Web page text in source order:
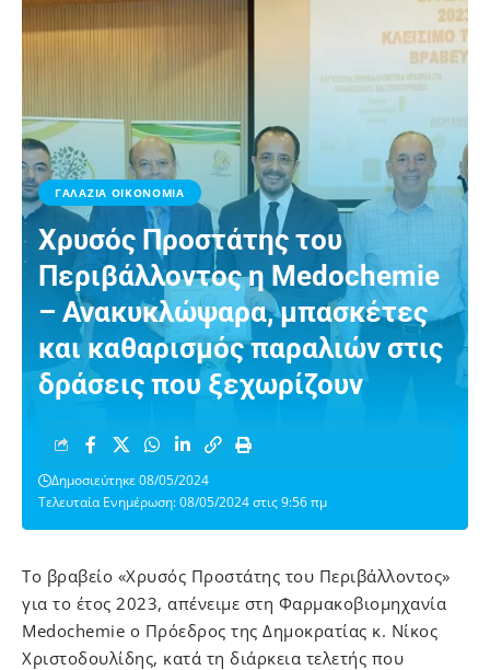
ΓΑΛΑΖΙΑ ΟΙΚΟΝΟΜΙΑ
Χρυσός Προστάτης του
Περιβάλλοντος η Medochemie
– Ανακυκλώψαρα, μπασκέτες
και καθαρισμός παραλιών στις
δράσεις που ξεχωρίζουν
Τελευταία Ενημέρωση: 08/05/2024 στις 9:56 πμ
Δημοσιεύτηκε 08/05/2024
Το βραβείο «Χρυσός Προστάτης του Περιβάλλοντος»
για το έτος 2023, απένειμε στη Φαρμακοβιομηχανία
Medochemie ο Πρόεδρος της Δημοκρατίας κ. Νίκος
Χριστοδουλίδης, κατά τη διάρκεια τελετής που